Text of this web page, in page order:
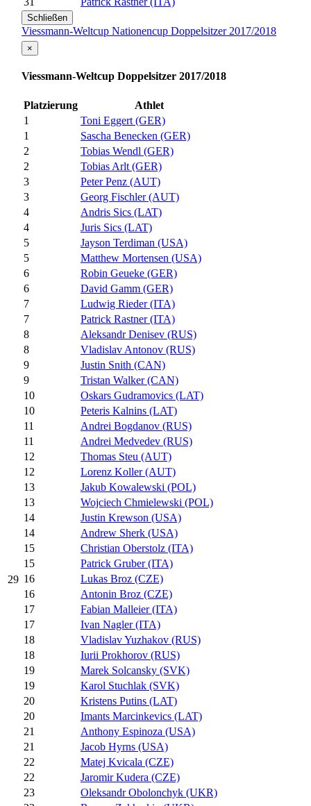
Schließen
Viessmann-Weltcup Nationencup Doppelsitzer 2017/2018
29
×
Viessmann-Weltcup Doppelsitzer 2017/2018
Platzierung
Athlet
1
Toni Eggert (GER)
1
Sascha Benecken (GER)
2
Tobias Wendl (GER)
2
Tobias Arlt (GER)
3
Peter Penz (AUT)
3
Georg Fischler (AUT)
4
Andris Sics (LAT)
4
Juris Sics (LAT)
5
Jayson Terdiman (USA)
5
Matthew Mortensen (USA)
6
Robin Geueke (GER)
6
David Gamm (GER)
7
Ludwig Rieder (ITA)
7
Patrick Rastner (ITA)
8
Aleksandr Denisev (RUS)
8
Vladislav Antonov (RUS)
9
Justin Snith (CAN)
9
Tristan Walker (CAN)
10
Oskars Gudramovics (LAT)
10
Peteris Kalnins (LAT)
11
Andrei Bogdanov (RUS)
11
Andrei Medvedev (RUS)
12
Thomas Steu (AUT)
12
Lorenz Koller (AUT)
13
Jakub Kowalewski (POL)
13
Wojciech Chmielewski (POL)
14
Justin Krewson (USA)
14
Andrew Sherk (USA)
15
Christian Oberstolz (ITA)
15
Patrick Gruber (ITA)
16
Lukas Broz (CZE)
16
Antonin Broz (CZE)
17
Fabian Malleier (ITA)
17
Ivan Nagler (ITA)
18
Vladislav Yuzhakov (RUS)
18
Iurii Prokhorov (RUS)
19
Marek Solcansky (SVK)
19
Karol Stuchlak (SVK)
20
Kristens Putins (LAT)
20
Imants Marcinkevics (LAT)
21
Anthony Espinoza (USA)
21
Jacob Hyrns (USA)
22
Matej Kvicala (CZE)
22
Jaromir Kudera (CZE)
23
Oleksandr Obolonchyk (UKR)